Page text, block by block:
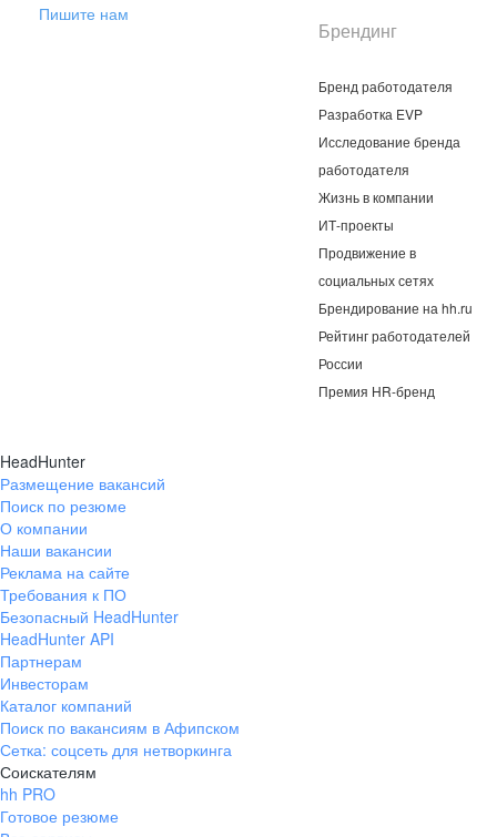
Пишите нам
Брендинг
Бренд работодателя
Разработка EVP
Исследование бренда
работодателя
Жизнь в компании
ИТ-проекты
Продвижение в
социальных сетях
Брендирование на hh.ru
Рейтинг работодателей
России
Премия HR-бренд
HeadHunter
Размещение вакансий
Поиск по резюме
О компании
Наши вакансии
Реклама на сайте
Требования к ПО
Безопасный HeadHunter
HeadHunter API
Партнерам
Инвесторам
Каталог компаний
Поиск по вакансиям в Афипском
Сетка: соцсеть для нетворкинга
Соискателям
hh PRO
Готовое резюме